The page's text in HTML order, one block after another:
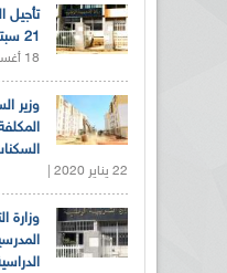
تأجيل
21 سبتمبر
18 أغسطس 2021 |
وزير
22 يناير 2020 |
وزارة
الدراسية